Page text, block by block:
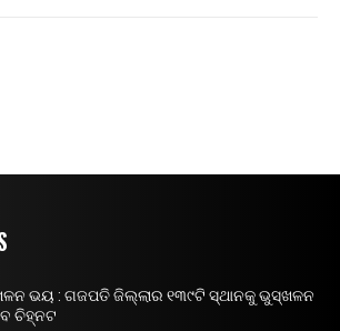
ଭୟ : ଗଜପତି ଜିଲ୍ଲାର ୧୩୯ଟି ସ୍ଥାନକୁ ଭୁସ୍ଖଳନ
ଚିହ୍ନଟ